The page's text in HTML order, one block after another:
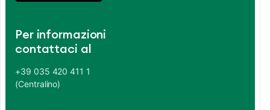
Per informazioni
contattaci al
+39 035 420 411 1
(Centralino)